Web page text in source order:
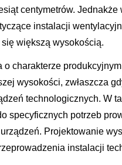
centymetrów.
instalacji
większą wysokością.
o charakterze
wysokości, zwłaszcza
technologicznych. W
specyficznych potrzeb
Projektowanie
instalacji